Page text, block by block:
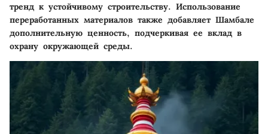
тренд к устойчивому строительству. Использование
переработанных материалов также добавляет Шамбале
дополнительную ценность, подчеркивая ее вклад в
охрану окружающей среды.